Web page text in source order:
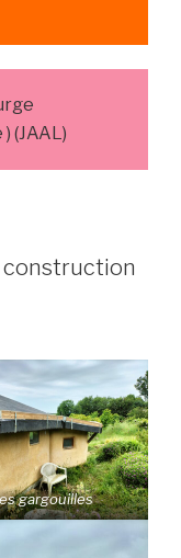
(JAAL)
construction
gargouilles